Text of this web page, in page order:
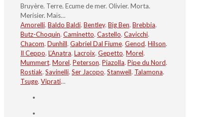
Bruyère. Terre. Ecume de mer. Olivier. Morta.
Merisier. Maïs…
Amorelli. Baldo Baldi. Bentley. Big Ben. Brebbia.
Butz-Choquin. Caminetto. Castello. Cavicchi.
Chacom. Dunhill. Gabriel Dal Fiume. Genod. Hilson.
Il Ceppo. L’Anatra. Lacroix. Gepetto. Morel.
Mummert. Morel. Peterson. Piazolla. Pipe du Nord.
Rostiak. Savinelli. Ser Jacopo. Stanwell. Talamona.
Tsuge. Viprati…